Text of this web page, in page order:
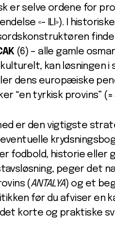
er selve ordene for
«- ILI»). I
(6) – alle gamle
kan løsningen
dens europæiske
“en tyrkisk provins”
er den vigtigste
fodbold, historie eller
peger det
(ANTALYA) og et
før du afviser en
korte og praktiske